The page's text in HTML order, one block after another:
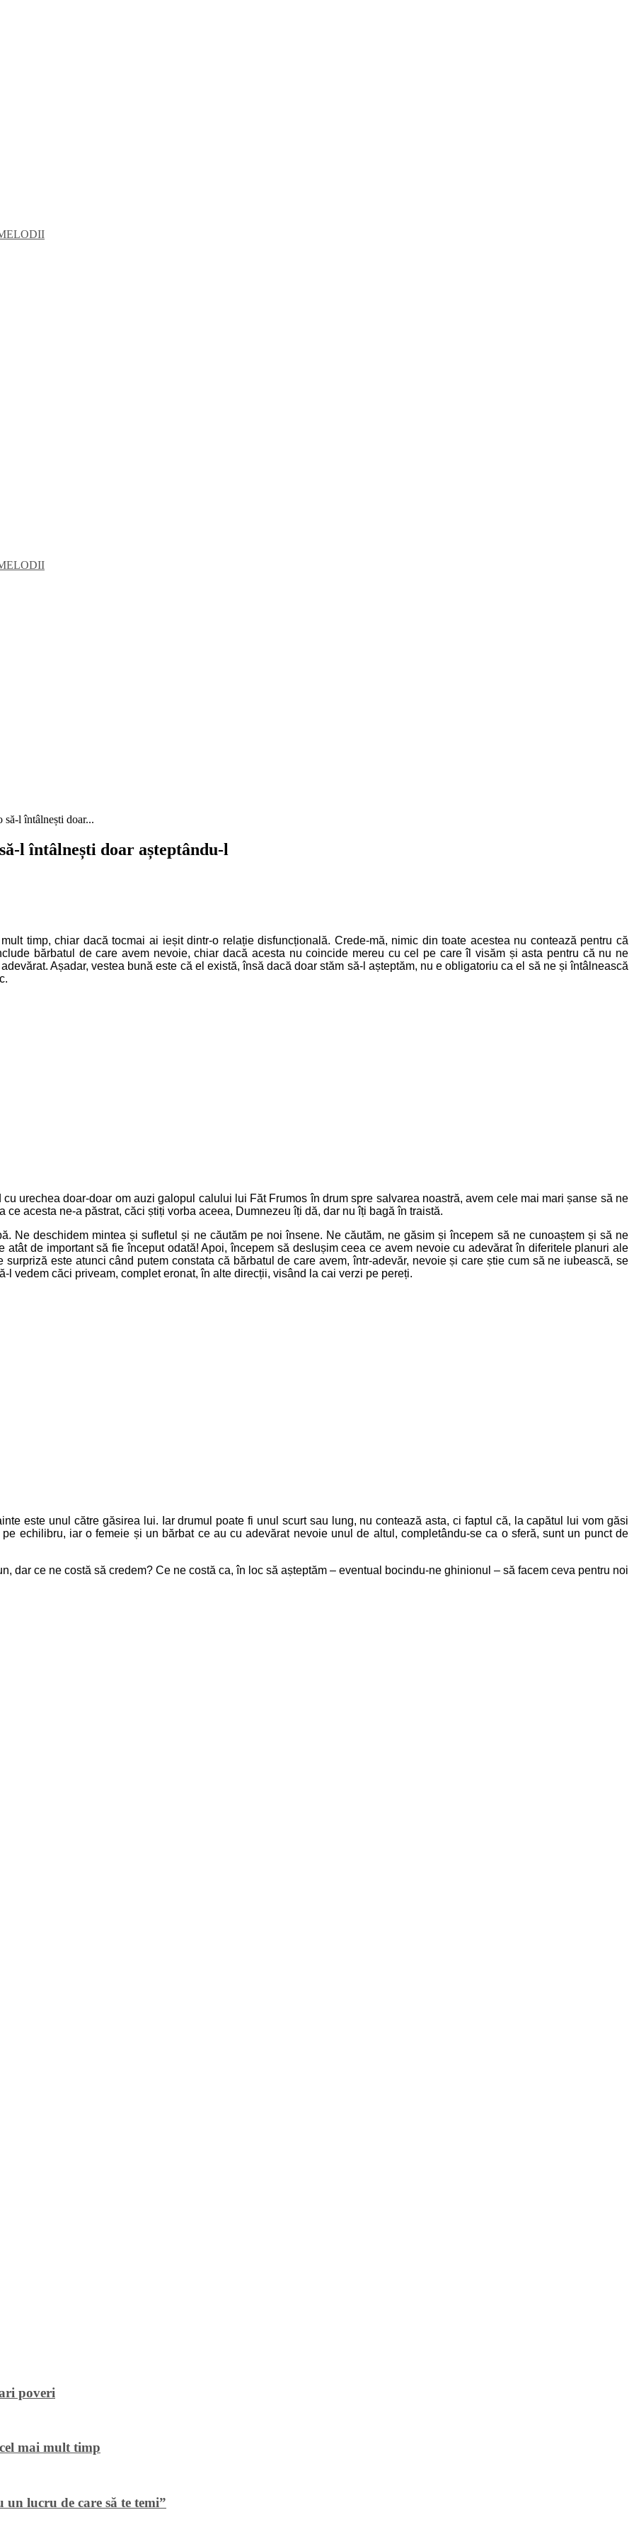
să-l întâlnești doar...
l întâlnești doar așteptându-l
timp, chiar dacă tocmai ai ieșit dintr-o relație disfuncțională. Crede-mă, nimic din toate acestea nu contează pentru că
bărbatul de care avem nevoie, chiar dacă acesta nu coincide mereu cu cel pe care îl visăm și asta pentru că nu ne
Așadar, vestea bună este că el există, însă dacă doar stăm să-l așteptăm, nu e obligatoriu ca el să ne și întâlnească
urechea doar-doar om auzi galopul calului lui Făt Frumos în drum spre salvarea noastră, avem cele mai mari șanse să ne
acesta ne-a păstrat, căci știți vorba aceea, Dumnezeu îți dă, dar nu îți bagă în traistă.
Ne deschidem mintea și sufletul și ne căutăm pe noi însene. Ne căutăm, ne găsim și începem să ne cunoaștem și să ne
atât de important să fie început odată! Apoi, începem să deslușim ceea ce avem nevoie cu adevărat în diferitele planuri ale
este atunci când putem constata că bărbatul de care avem, într-adevăr, nevoie și care știe cum să ne iubească, se
l vedem căci priveam, complet eronat, în alte direcții, visând la cai verzi pe pereți.
este unul către găsirea lui. Iar drumul poate fi unul scurt sau lung, nu contează asta, ci faptul că, la capătul lui vom găsi
echilibru, iar o femeie și un bărbat ce au cu adevărat nevoie unul de altul, completându-se ca o sferă, sunt un punct de
dar ce ne costă să credem? Ce ne costă ca, în loc să așteptăm – eventual bocindu-ne ghinionul – să facem ceva pentru noi
poveri
mai mult timp
lucru de care să te temi”